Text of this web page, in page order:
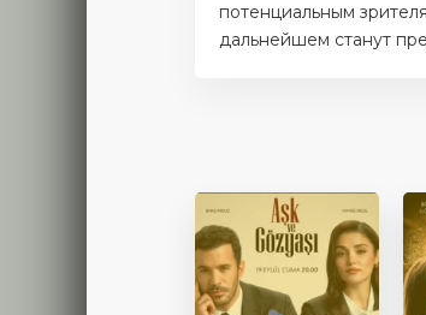
потенциальным
дальнейшем станут